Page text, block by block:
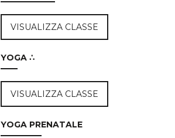
VISUALIZZA CLASSE
YOGA ∴
VISUALIZZA CLASSE
YOGA PRENATALE